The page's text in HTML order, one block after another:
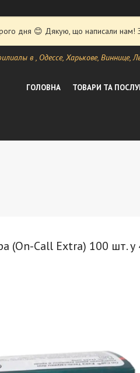
дня 😊 Дякую, що написали нам!
в , Одессе, Харькове, Виннице,
ГОЛОВНА ТОВАРИ ТА
(On-Call Extra) 100 шт.